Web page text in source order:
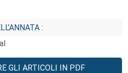
:
GLI ARTICOLI IN PDF